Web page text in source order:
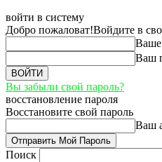
войти в систему
Добро пожаловат!Войдите в
Ваше
Ваш
Вы забыли свой пароль?
восстановление пароля
Восстановите свой пароль
Ваш
Поиск